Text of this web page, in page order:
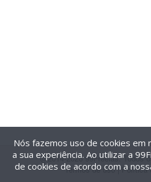
@2014-2026 99Freelas. Todos
Termos de uso| Política
Nós fazemos uso de cookies em
a sua experiência. Ao utilizar a
de cookies de acordo com a